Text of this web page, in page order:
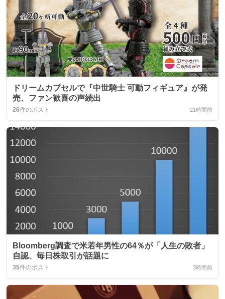
ドリームカプセルで『中世騎士 可動フィギュア』が発
売、ファン歓喜の声続出
26件のポスト 21時間前
Bloomberg調査で米若年男性の64％が「人生の敗者」
自認、毎日株取引が話題に
35件のポスト 3時間前